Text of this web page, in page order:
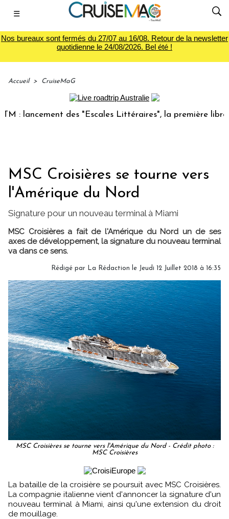
☰
Nos bureaux sont fermés du 27/07 au 16/08. Retour de la newsletter
quotidienne le 24/08/2026. Bel été !
Accueil > CruiseMaG
des "Escales Littéraires", la première librairie
MSC Croisières se tourne vers
l'Amérique du Nord
Signature pour un nouveau terminal à Miami
MSC Croisières a fait de l'Amérique du Nord un de ses
axes de développement, la signature du nouveau terminal
va dans ce sens.
Rédigé par La Rédaction le Jeudi 12 Juillet 2018 à 16:35
MSC Croisières se tourne vers l'Amérique du Nord - Crédit photo :
MSC Croisières
La bataille de la croisière se poursuit avec MSC Croisières.
La compagnie italienne vient d'annoncer la signature d'un
nouveau terminal à Miami, ainsi qu'une extension du droit
de mouillage.